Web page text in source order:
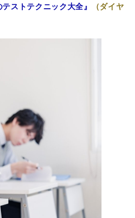
ストテクニック大全』
（ダイヤ